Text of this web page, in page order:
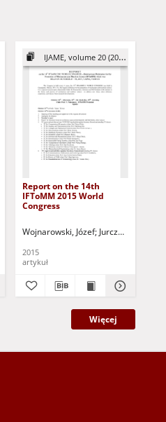
Siddheshwar, Pradeep G. Jurczak,
IJAME, volume 20 (2015)
Report on the 14th
IFToMM 2015 World
Congress
Wojnarowski, Józef Jurczak, Paweł -
2015
artykuł
Więcej